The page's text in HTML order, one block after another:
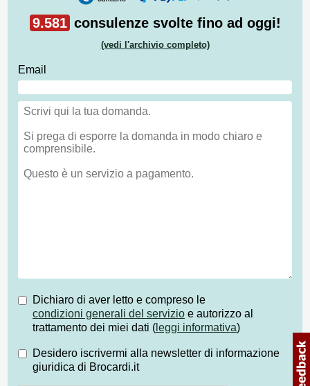
9.581 consulenze svolte fino ad oggi!
(vedi l'archivio completo)
Email
Dichiaro di aver letto e compreso le
condizioni generali del servizio e autorizzo al
trattamento dei miei dati ( leggi informativa)
Desidero iscrivermi alla newsletter di informazione
giuridica di Brocardi.it